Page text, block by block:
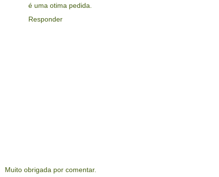
é uma otima pedida.
Responder
Muito obrigada por comentar.